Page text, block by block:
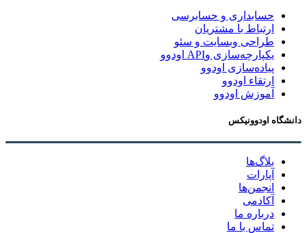
حسابداری و حسابرسی
ارتباط با مشتریان
طراحی وبسایت و سئو
یکپارچه‌سازی وAPI اودوو
پیاده‌سازی اودوو
ارتقاء اودوو
آموزش اودوو
دانشگاه اودوونیکس
بلاگ‌ها
آپارات
انجمن‌ها
آکادمی
درباره ما
تماس با ما